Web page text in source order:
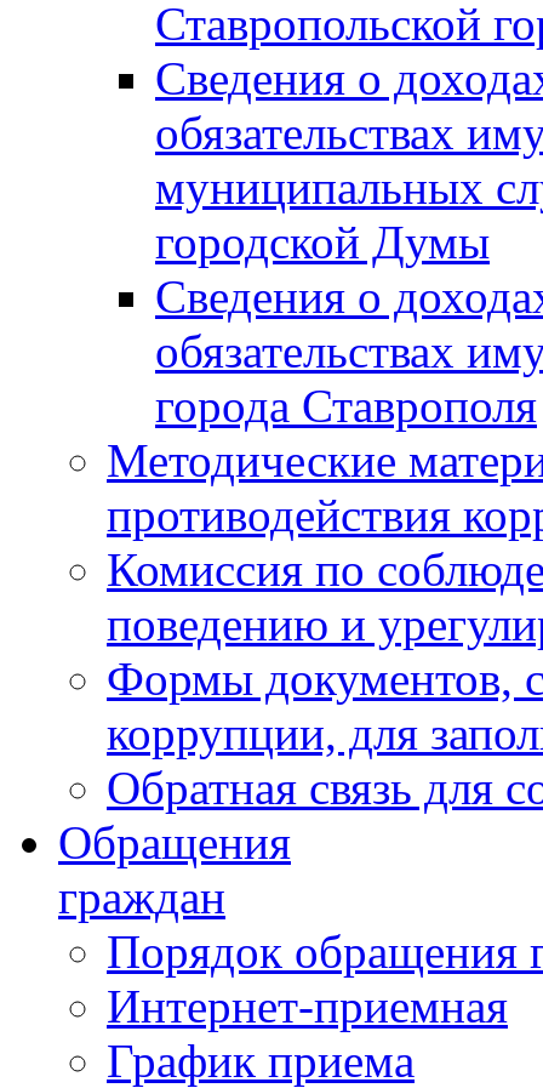
Ставропольской
Сведения о
обязательствах
муниципальных
городской Думы
Сведения о
обязательствах
города Ставрополя
Методические
противодействия
Комиссия по
поведению и
Формы документов,
коррупции, для
Обратная связь для
Обращения
граждан
Порядок обращения
Интернет-приемная
График приема